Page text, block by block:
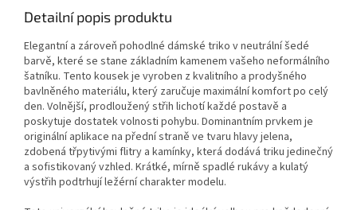
Detailní popis produktu
Elegantní a zároveň pohodlné dámské triko v neutrální šedé
barvě, které se stane základním kamenem vašeho neformálního
šatníku. Tento kousek je vyroben z kvalitního a prodyšného
bavlněného materiálu, který zaručuje maximální komfort po celý
den. Volnější, prodloužený střih lichotí každé postavě a
poskytuje dostatek volnosti pohybu. Dominantním prvkem je
originální aplikace na přední straně ve tvaru hlavy jelena,
zdobená třpytivými flitry a kamínky, která dodává triku jedinečný
a sofistikovaný vzhled. Krátké, mírně spadlé rukávy a kulatý
výstřih podtrhují ležérní charakter modelu.